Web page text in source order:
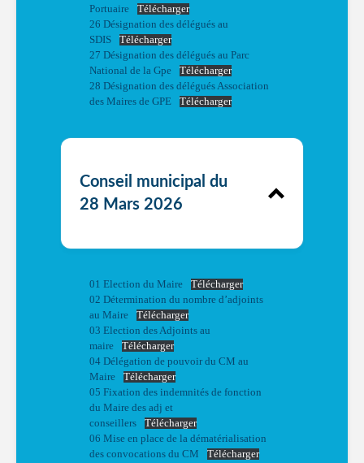
Portuaire
Télécharger
26 Désignation des délégués au
SDIS
Télécharger
27 Désignation des délégués au Parc
National de la Gpe
Télécharger
28 Désignation des délégués Association
des Maires de GPE
Télécharger
Conseil municipal du
28 Mars 2026
01 Election du Maire
Télécharger
02 Détermination du nombre d’adjoints
au Maire
Télécharger
03 Election des Adjoints au
maire
Télécharger
04 Délégation de pouvoir du CM au
Maire
Télécharger
05 Fixation des indemnités de fonction
du Maire des adj et
conseillers
Télécharger
06 Mise en place de la dématérialisation
des convocations du CM
Télécharger